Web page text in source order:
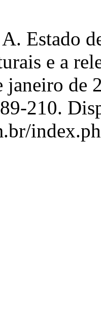
Estado
e a
janeiro de
210.